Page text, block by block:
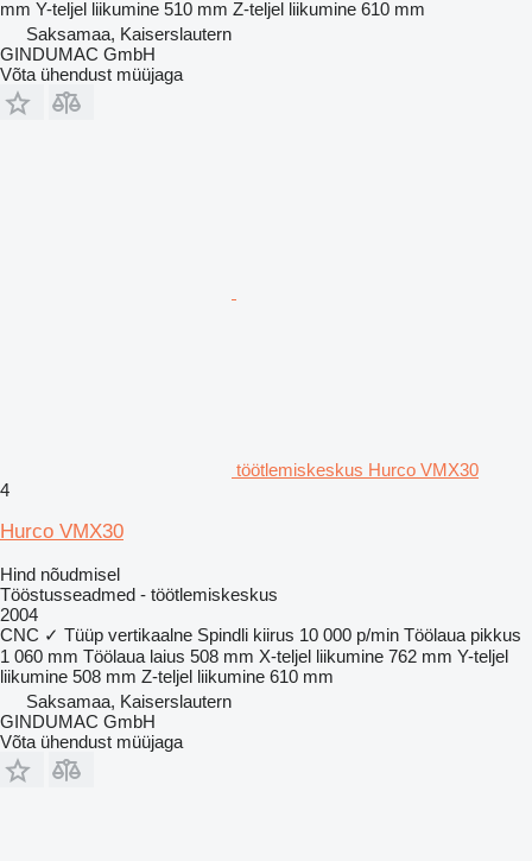
mm Y-teljel liikumine 510 mm Z-teljel liikumine 610 mm
Saksamaa, Kaiserslautern
GINDUMAC GmbH
Võta ühendust müüjaga
töötlemiskeskus Hurco VMX30
4
Hurco VMX30
Hind nõudmisel
Tööstusseadmed - töötlemiskeskus
2004
CNC ✓ Tüüp vertikaalne Spindli kiirus 10 000 p/min Töölaua pikkus
1 060 mm Töölaua laius 508 mm X-teljel liikumine 762 mm Y-teljel
liikumine 508 mm Z-teljel liikumine 610 mm
Saksamaa, Kaiserslautern
GINDUMAC GmbH
Võta ühendust müüjaga